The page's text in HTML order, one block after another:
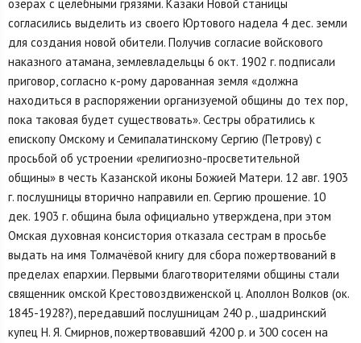
озерах с целебными грязями. Казаки Новой станицы
согласились выделить из своего Юртового надела 4 дес. земли
для создания новой обители. Получив согласие войскового
наказного атамана, землевладельцы 6 окт. 1902 г. подписали
приговор, согласно к-рому дарованная земля «должна
находиться в распоряжении организуемой общины до тех пор,
пока таковая будет существовать». Сестры обратились к
епископу Омскому и Семипалатинскому Сергию (Петрову) с
просьбой об устроении «религиозно-просветительной
общины» в честь Казанской иконы Божией Матери. 12 авг. 1903
г. послушницы вторично направили еп. Сергию прошение. 10
дек. 1903 г. община была официально утверждена, при этом
Омская духовная консистория отказала сестрам в просьбе
выдать на имя Толмачёвой книгу для сбора пожертвований в
пределах епархии. Первыми благотворителями общины стали
священник омской Крестовоздвиженской ц. Аполлон Волков (ок.
1845-1928?), передавший послушницам 240 р., шадринский
купец Н. Я. Смирнов, пожертвовавший 4200 р. и 300 сосен на